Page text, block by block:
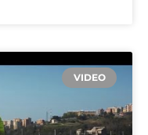
VIDEO